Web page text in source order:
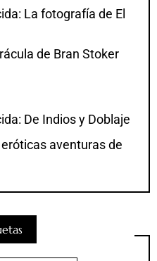
La fotografía de El
de Bran Stoker
De Indios y Doblaje
aventuras de